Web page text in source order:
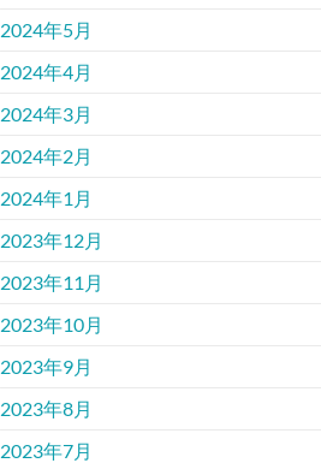
2024年5月
2024年4月
2024年3月
2024年2月
2024年1月
2023年12月
2023年11月
2023年10月
2023年9月
2023年8月
2023年7月